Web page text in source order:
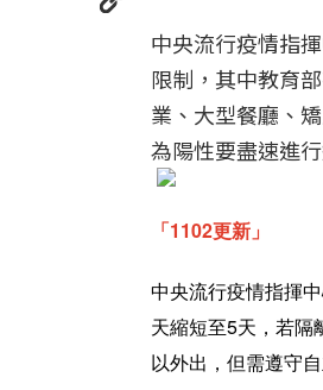
中央流行疫情指
限制，其中教育
業、大型餐廳、
為陽性要盡速進
「1102更新」
中央流行疫情指揮
天縮短至5天，若隔
以外出，但需遵守